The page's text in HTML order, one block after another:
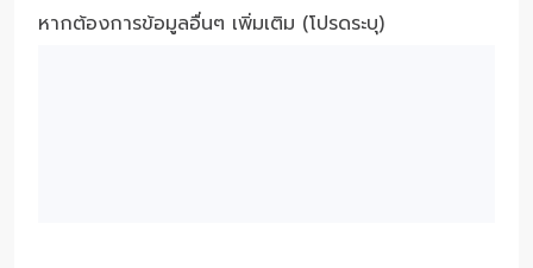
หากต้องการข้อมูลอื่นๆ เพิ่มเติม (โปรดระบุ)